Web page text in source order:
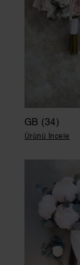
GB (34)
Ürünü İncele